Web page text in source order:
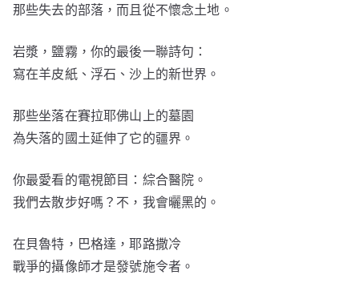
那些失去的部落，而且從不懷念土地。
岩漿，鹽霧，你的最後一聯詩句：
寫在羊皮紙、浮石、沙上的新世界。
那些坐落在賽拉耶佛山上的墓園
為失落的國土延伸了它的疆界。
你最愛看的電視節目：綜合醫院。
我們去散步好嗎？不，我會曬黑的。
在貝魯特，巴格達，耶路撒冷
戰爭的攝像師才是發號施令者。